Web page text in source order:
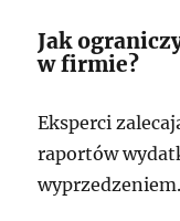
Jak
w firmie?
Eksperci
raportów
wyprzedzeniem.